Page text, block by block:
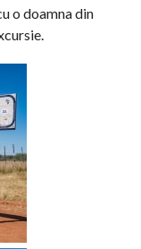
o doamna din